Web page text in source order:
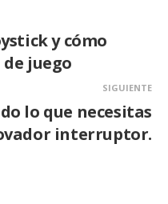
y cómo
juego
SIGUIENTE
lo que necesitas
interruptor.